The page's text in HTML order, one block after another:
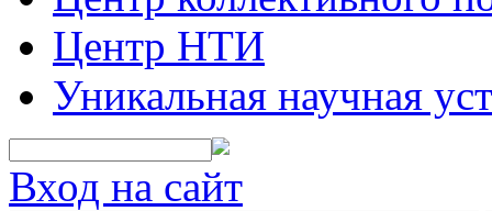
Центр НТИ
Уникальная научная
Вход на сайт